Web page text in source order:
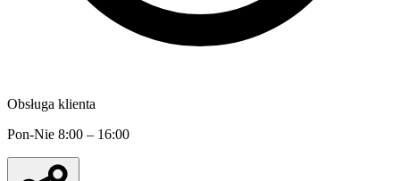
Obsługa klienta
Pon-Nie 8:00 – 16:00